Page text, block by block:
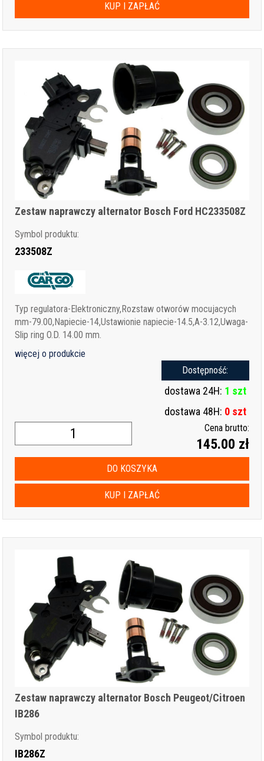
KUP I ZAPŁAĆ
Zestaw naprawczy alternator Bosch Ford HC233508Z
Symbol produktu:
233508Z
Typ regulatora-Elektroniczny,Rozstaw otworów mocujacych
mm-79.00,Napiecie-14,Ustawionie napiecie-14.5,A-3.12,Uwaga-
Slip ring O.D. 14.00 mm.
więcej o produkcie
Dostępność:
dostawa 24H: 1 szt
dostawa 48H: 0 szt
Cena brutto:
145.00 zł
DO KOSZYKA
KUP I ZAPŁAĆ
Zestaw naprawczy alternator Bosch Peugeot/Citroen
IB286
Symbol produktu:
IB286Z